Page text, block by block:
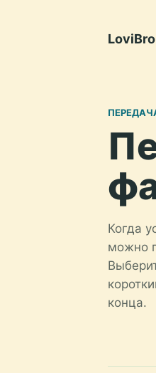
LoviBro
Когда
можно
конца.